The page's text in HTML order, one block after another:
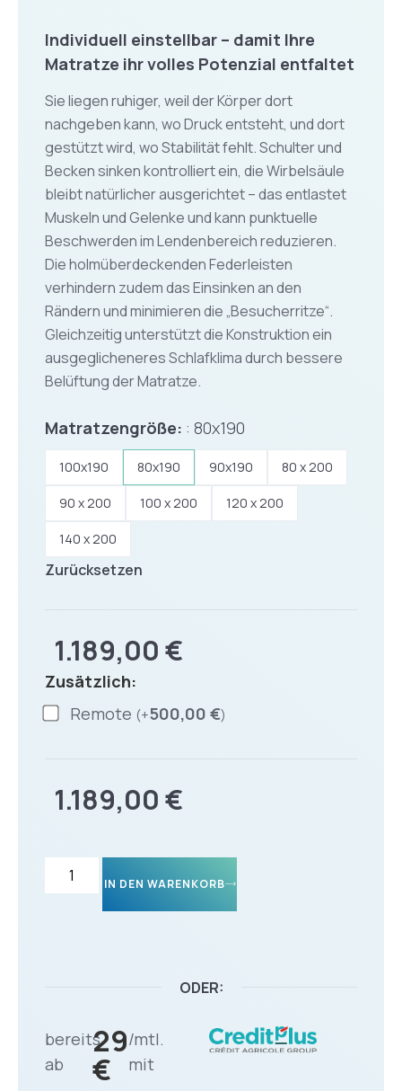
Individuell einstellbar – damit Ihre
Matratze ihr volles Potenzial entfaltet
Sie liegen ruhiger, weil der Körper dort
nachgeben kann, wo Druck entsteht, und dort
gestützt wird, wo Stabilität fehlt. Schulter und
Becken sinken kontrolliert ein, die Wirbelsäule
bleibt natürlicher ausgerichtet – das entlastet
Muskeln und Gelenke und kann punktuelle
Beschwerden im Lendenbereich reduzieren.
Die holmüberdeckenden Federleisten
verhindern zudem das Einsinken an den
Rändern und minimieren die „Besucherritze“.
Gleichzeitig unterstützt die Konstruktion ein
ausgeglicheneres Schlafklima durch bessere
Belüftung der Matratze.
Matratzengröße: 80x190
100x190 80x190 90x190 80 x 200
90 x 200 100 x 200 120 x 200
140 x 200
Zurücksetzen
1.189,00€
Zusätzlich:
Remote (+500,00 €)
1.189,00€
IN DEN WARENKORB
ODER:
bereits
ab
29
€
/mtl.
mit